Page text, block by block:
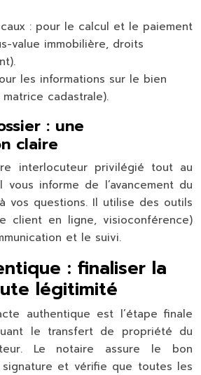
: pour le calcul et le paiement
value immobilière, droits
les informations sur le bien
cadastrale).
: une
claire
interlocuteur privilégié tout au
informe de l’avancement du
vos questions. Il utilise des outils
client en ligne, visioconférence)
et le suivi.
: finaliser la
légitimité
authentique est l’étape finale
le transfert de propriété du
Le notaire assure le bon
et vérifie que toutes les